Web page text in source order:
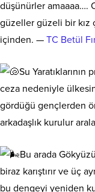
düşünürler amaaaa….
güzeller güzeli bir kız
içinden. — TC Betül
Su
ceza nedeniyle
gördüğü gençlerden
arkadaşlık kurulur
Bu arada
biraz karıştırır ve üç
bu dengeyi yeniden